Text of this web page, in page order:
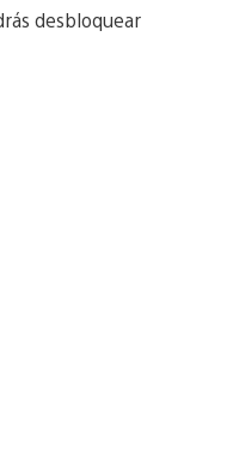
desbloquear